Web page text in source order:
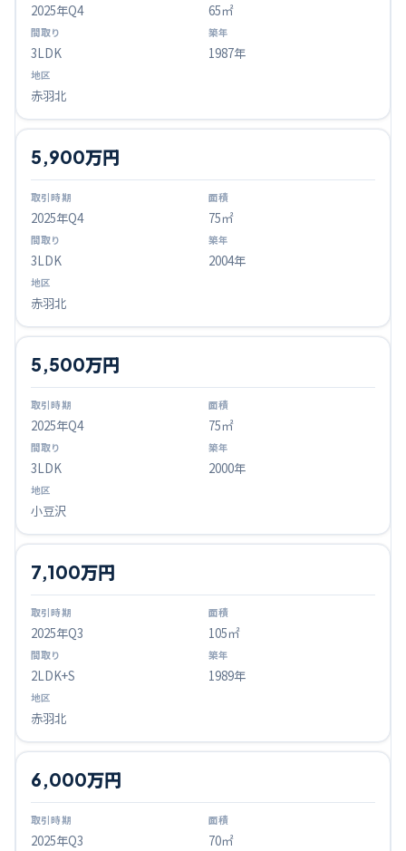
2025年Q4 65㎡
3LDK 1987年
赤羽北
2025年Q4
5,900万円
75㎡
3LDK 2004年
赤羽北
2025年Q4
5,500万円
75㎡
3LDK 2000年
小豆沢
2025年Q3
7,100万円
105㎡
2LDK+S 1989年
赤羽北
2025年Q3
6,000万円
70㎡